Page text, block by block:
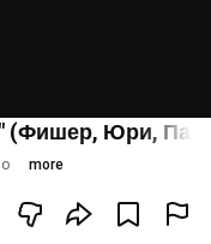
(Фишер, Юри,
more